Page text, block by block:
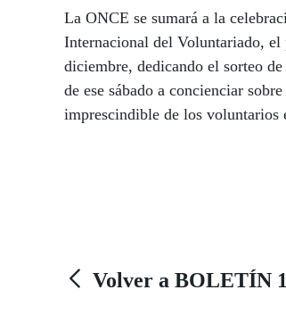
La ONCE se sumará a la
Internacional del Voluntariado,
diciembre, dedicando el sorteo
de ese sábado a concienciar
imprescindible de los voluntarios
papel más activo de la
Volver a BOLETÍN